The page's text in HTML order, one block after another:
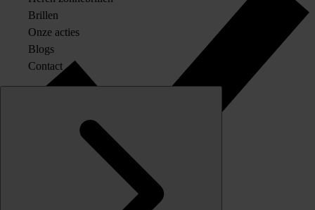
Brillen
Onze acties
Blogs
Contact